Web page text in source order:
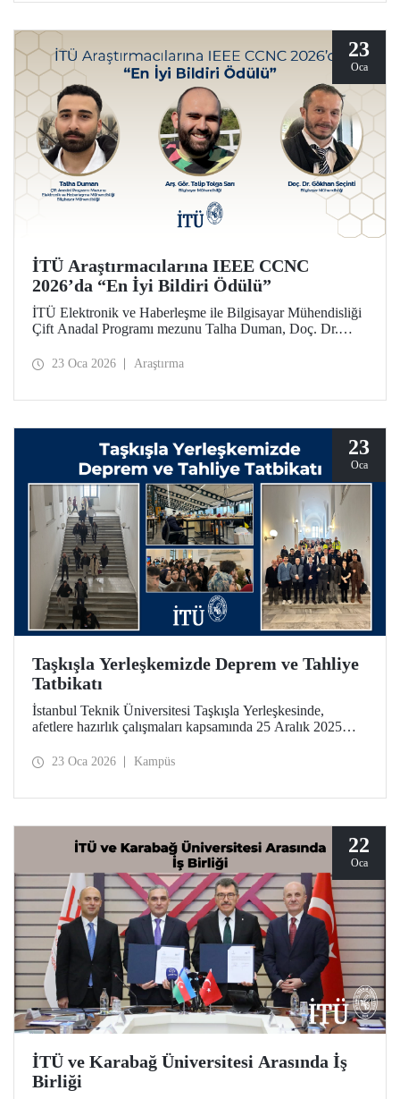
23
Oca
İTÜ Araştırmacılarına IEEE CCNC
2026’da “En İyi Bildiri Ödülü”
İTÜ Elektronik ve Haberleşme ile Bilgisayar Mühendisliği
Çift Anadal Programı mezunu Talha Duman, Doç. Dr.
kapsamında, Arş. Gör. Talip Tolga Sarı ile birlikte sunduğu
23 Oca 2026 Araştırma
23
Oca
Taşkışla Yerleşkemizde Deprem ve Tahliye
Tatbikatı
İstanbul Teknik Üniversitesi Taşkışla Yerleşkesinde,
afetlere hazırlık çalışmaları kapsamında 25 Aralık 2025
olası bir deprem anında bina tahliye süreçlerinin
23 Oca 2026 Kampüs
22
Oca
İTÜ ve Karabağ Üniversitesi Arasında İş
Birliği